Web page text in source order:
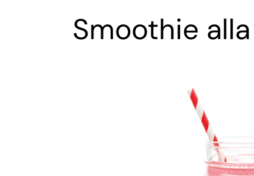
Smoothie